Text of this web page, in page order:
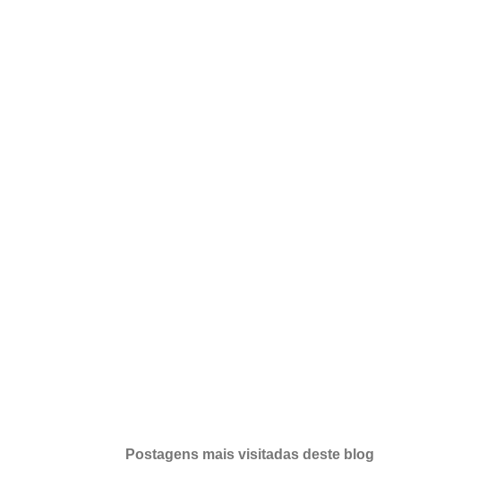
Postagens mais visitadas deste blog